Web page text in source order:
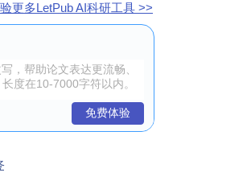
更多LetPub AI科研工具 >>
免费体验